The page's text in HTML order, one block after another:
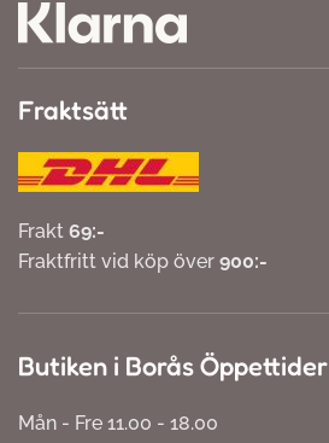
Fraktsätt
Frakt 69:-
Fraktfritt vid köp över 900:-
Butiken i Borås Öppettider
Mån - Fre 11.00 - 18.00